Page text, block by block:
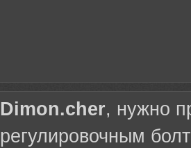
Dimon.cher, нужно
регулировочным